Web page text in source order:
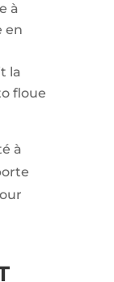
à
en
la
floue
à